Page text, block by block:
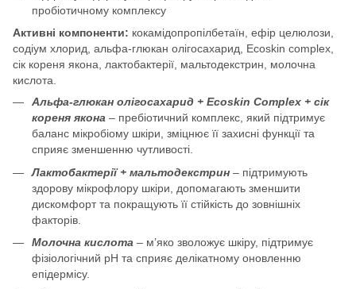
пробіотичному комплексу
Активні компоненти: кокамідопропілбетаїн, ефір целюлози,
содіум хлорид, альфа-глюкан олігосахарид, Ecoskin complex,
сік кореня якона, лактобактерії, мальтодекстрин, молочна
кислота.
Альфа-глюкан олігосахарид + Ecoskin Complex + сік
кореня якона – пребіотичний комплекс, який підтримує
баланс мікробіому шкіри, зміцнює її захисні функції та
сприяє зменшенню чутливості.
Лактобактерії + мальтодекстрин – підтримують
здорову мікрофлору шкіри, допомагають зменшити
дискомфорт та покращують її стійкість до зовнішніх
факторів.
Молочна кислота – м’яко зволожує шкіру, підтримує
фізіологічний pH та сприяє делікатному оновленню
епідермісу.